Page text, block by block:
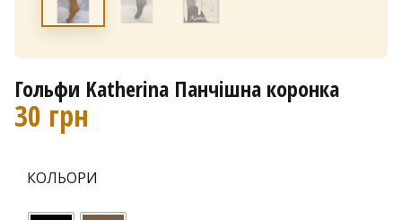
Гольфи Katherina Панчішна коронка
30 грн
КОЛЬОРИ